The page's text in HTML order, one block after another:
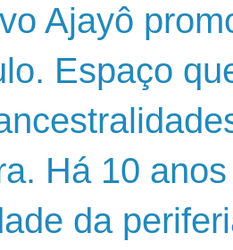
Ajayô
Espaço
Há 10
da